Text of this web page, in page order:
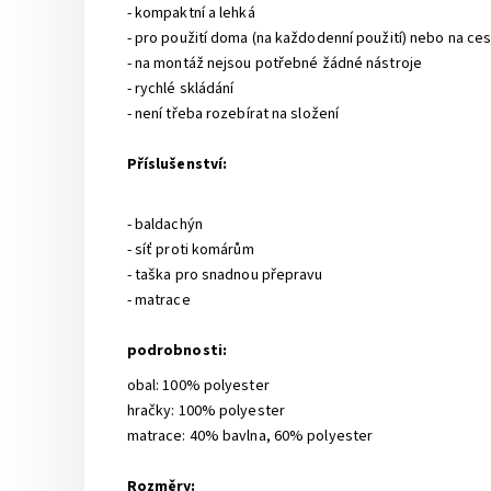
- kompaktní a lehká
- pro použití doma (na každodenní použití) nebo na
- na montáž nejsou potřebné žádné nástroje
- rychlé skládání
- není třeba rozebírat na složení
Příslušenství:
- baldachýn
- síť proti komárům
- taška pro snadnou přepravu
- matrace
podrobnosti:
obal: 100% polyester
hračky: 100% polyester
matrace: 40% bavlna, 60% polyester
Rozměry: